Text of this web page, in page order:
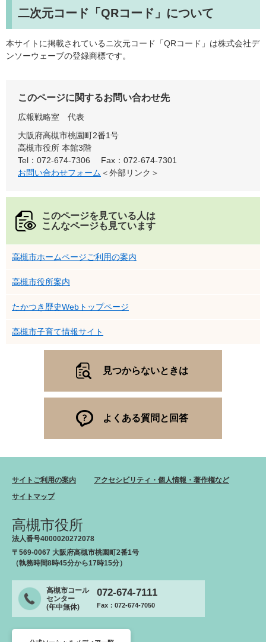
二次元コード「QRコード」について
本サイトに掲載されているニ次元コード「QRコード」は株式会社デ
ンソーウェーブの登録商標です。
このページに関するお問い合わせ先
広報戦略室
代表
大阪府高槻市桃園町2番1号
高槻市役所 本館3階
Tel：072-674-7306
Fax：072-674-7301
お問い合わせフォーム ＜外部リンク＞
このページを見ている人は
こんなページも見ています
高槻市ホームページご利用の案内
高槻市役所案内
たかつき歴史Webトップページ
高槻市子育て情報サイト
見つからないときは
よくある質問と回答
サイトご利用の案内
アクセシビリティ・個人情報・著作権など
サイトマップ
高槻市役所
法人番号4000020272078
〒569-0067 大阪府高槻市桃園町2番1号
（執務時間8時45分から17時15分）
高槻市コール
センター
(年中無休)
072-674-7111
Fax：072-674-7050